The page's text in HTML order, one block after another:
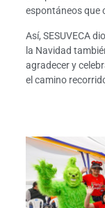
espontáneos que
Así, SESUVECA
la Navidad
agradecer y
el camino